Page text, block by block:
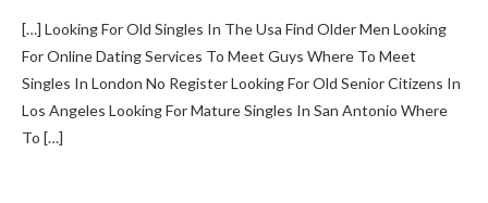
[…] Looking For Old Singles In The Usa Find Older Men Looking
For Online Dating Services To Meet Guys Where To Meet
Singles In London No Register Looking For Old Senior Citizens In
Los Angeles Looking For Mature Singles In San Antonio Where
To […]